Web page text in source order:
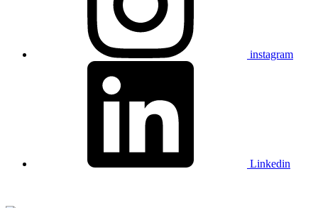
instagram
Linkedin